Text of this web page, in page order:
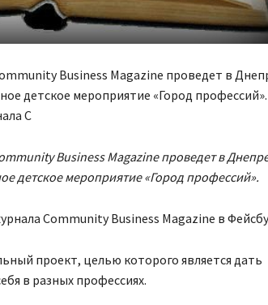
Business Magazine проведет в
детское мероприятие «Город
C
Business Magazine проведет в
детское мероприятие «Город профессий».
Community Business Magazine в
проект, целью которого является дать
в разных профессиях.